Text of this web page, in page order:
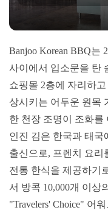
Banjoo Korean BBQ는
사이에서 입소문을 탄
쇼핑몰 2층에 자리하
상시키는 어두운 원목
한 천장 조명이 조화를
인진 김은 한국과 태국
출신으로, 프렌치 요
전통 한식을 제공하기
서 방콕 10,000개 이상
"Travelers' Choice" 어